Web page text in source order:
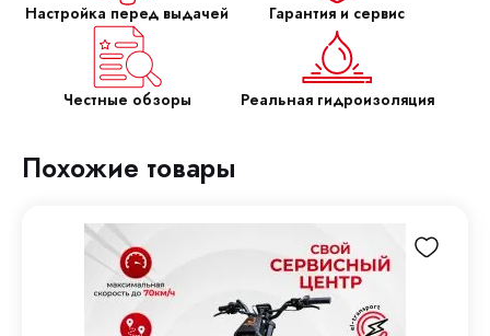
Настройка перед выдачей Гарантия и сервис
Честные обзоры Реальная гидроизоляция
Похожие товары